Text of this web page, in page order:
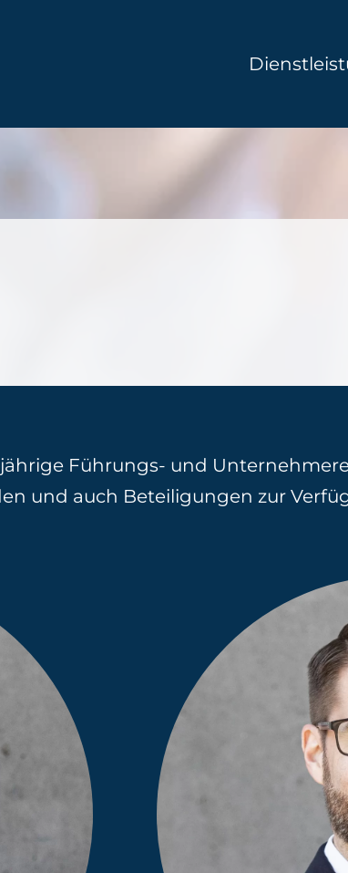
Führungs- und
und auch Beteiligungen zur